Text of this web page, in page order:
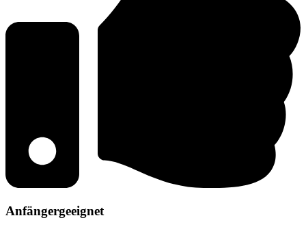
Anfängergeeignet